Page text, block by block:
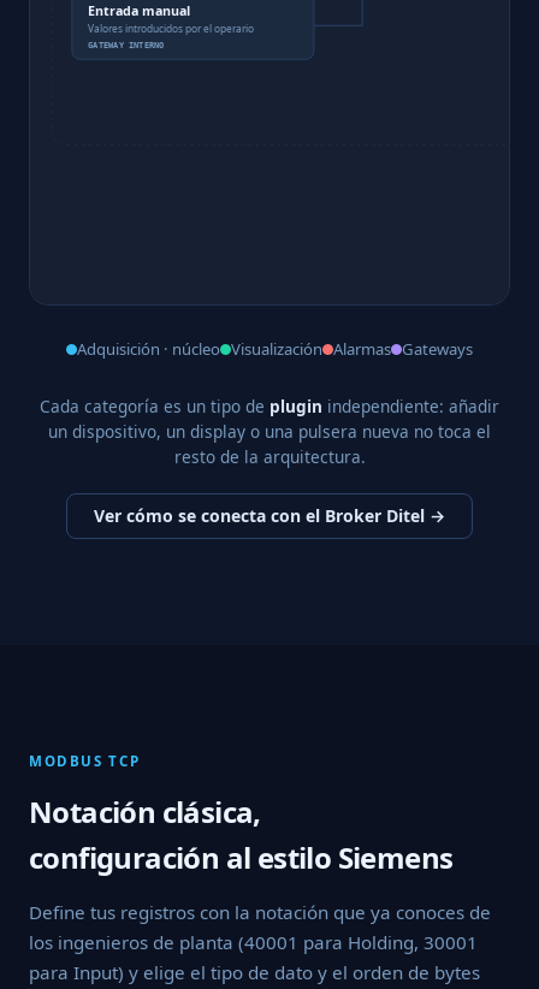
Entrada manual
Valores introducidos por el operario
GATEWAY INTERNO
Adquisición · núcleo Visualización Alarmas Gateways
Cada categoría es un tipo de plugin independiente: añadir
un dispositivo, un display o una pulsera nueva no toca el
resto de la arquitectura.
Ver cómo se conecta con el Broker Ditel →
MODBUS TCP
Notación clásica,
configuración al estilo Siemens
Define tus registros con la notación que ya conoces de
los ingenieros de planta (40001 para Holding, 30001
para Input) y elige el tipo de dato y el orden de bytes